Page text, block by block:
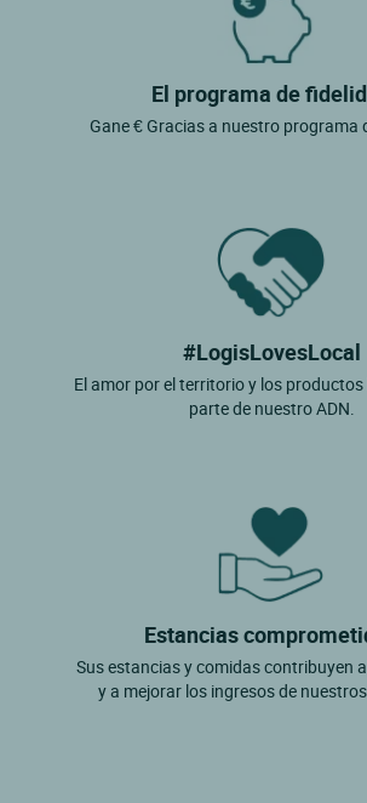
El programa de
Gane € Gracias a nuestro programa
#LogisLovesLocal
El amor por el territorio y los
parte de nuestro ADN.
Estancias
Sus estancias y comidas contribuyen
y a mejorar los ingresos de